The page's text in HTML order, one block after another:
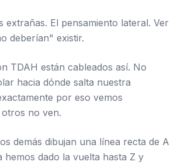
extrañas. El pensamiento lateral. Ver
deberían" existir.
TDAH están cableados así. No
hacia dónde salta nuestra
por eso vemos
no ven.
demás dibujan una línea recta de A
hemos dado la vuelta hasta Z y